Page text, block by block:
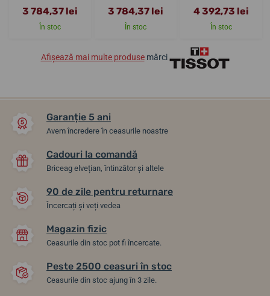
3 784,37 lei
În stoc
3 784,37 lei
În stoc
4 392,73 lei
În stoc
Afișează mai multe produsemărci
Garanție 5 ani
Avem încredere în ceasurile noastre
Cadouri la comandă
Briceag elvețian, întinzător și altele
90 de zile pentru returnare
Încercați și veți vedea
Magazin fizic
Ceasurile din stoc pot fi încercate.
Peste 2500 ceasuri în stoc
Ceasurile din stoc ajung în 3 zile.